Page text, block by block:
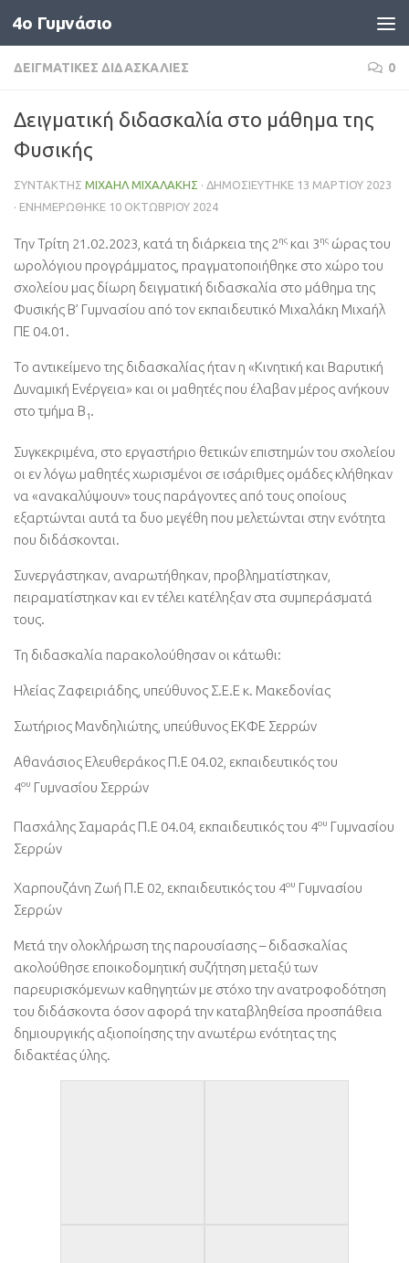
Skip to content
4o Γυμνάσιο
ΔΕΙΓΜΑΤΙΚΈΣ ΔΙΔΑΣΚΑΛΊΕΣ 0
Δειγματική διδασκαλία στο μάθημα της
Φυσικής
ΣΥΝΤΆΚΤΗΣ ΜΙΧΑΉΛ ΜΙΧΑΛΆΚΗΣ · ΔΗΜΟΣΙΕΎΤΗΚΕ 13 ΜΑΡΤΊΟΥ 2023
· ΕΝΗΜΕΡΏΘΗΚΕ 10 ΟΚΤΩΒΡΊΟΥ 2024
Την Τρίτη 21.02.2023, κατά τη διάρκεια της 2ης και 3ης ώρας του
ωρολόγιου προγράμματος, πραγματοποιήθηκε στο χώρο του
σχολείου μας δίωρη δειγματική διδασκαλία στο μάθημα της
Φυσικής Β’ Γυμνασίου από τον εκπαιδευτικό Μιχαλάκη Μιχαήλ
ΠΕ 04.01.
Το αντικείμενο της διδασκαλίας ήταν η «Κινητική και Βαρυτική
Δυναμική Ενέργεια» και οι μαθητές που έλαβαν μέρος ανήκουν
στο τμήμα Β1.
Συγκεκριμένα, στο εργαστήριο θετικών επιστημών του σχολείου
οι εν λόγω μαθητές χωρισμένοι σε ισάριθμες ομάδες κλήθηκαν
να «ανακαλύψουν» τους παράγοντες από τους οποίους
εξαρτώνται αυτά τα δυο μεγέθη που μελετώνται στην ενότητα
που διδάσκονται.
Συνεργάστηκαν, αναρωτήθηκαν, προβληματίστηκαν,
πειραματίστηκαν και εν τέλει κατέληξαν στα συμπεράσματά
τους.
Τη διδασκαλία παρακολούθησαν οι κάτωθι:
Ηλείας Ζαφειριάδης, υπεύθυνος Σ.Ε.Ε κ. Μακεδονίας
Σωτήριος Μανδηλιώτης, υπεύθυνος ΕΚΦΕ Σερρών
Αθανάσιος Ελευθεράκος Π.Ε 04.02, εκπαιδευτικός του
4ου Γυμνασίου Σερρών
Πασχάλης Σαμαράς Π.Ε 04.04, εκπαιδευτικός του 4ου Γυμνασίου
Σερρών
Χαρπουζάνη Ζωή Π.Ε 02, εκπαιδευτικός του 4ου Γυμνασίου
Σερρών
Μετά την ολοκλήρωση της παρουσίασης – διδασκαλίας
ακολούθησε εποικοδομητική συζήτηση μεταξύ των
παρευρισκόμενων καθηγητών με στόχο την ανατροφοδότηση
του διδάσκοντα όσον αφορά την καταβληθείσα προσπάθεια
δημιουργικής αξιοποίησης την ανωτέρω ενότητας της
διδακτέας ύλης.